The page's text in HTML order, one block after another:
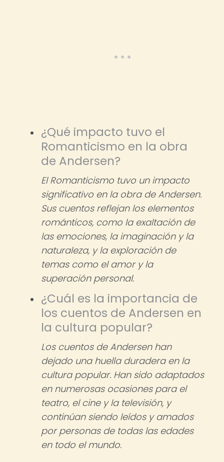
¿Qué impacto tuvo el
Romanticismo en la obra
de Andersen?
El Romanticismo tuvo un impacto
significativo en la obra de Andersen.
Sus cuentos reflejan los elementos
románticos, como la exaltación de
las emociones, la imaginación y la
naturaleza, y la exploración de
temas como el amor y la
superación personal.
¿Cuál es la importancia de
los cuentos de Andersen en
la cultura popular?
Los cuentos de Andersen han
dejado una huella duradera en la
cultura popular. Han sido adaptados
en numerosas ocasiones para el
teatro, el cine y la televisión, y
continúan siendo leídos y amados
por personas de todas las edades
en todo el mundo.